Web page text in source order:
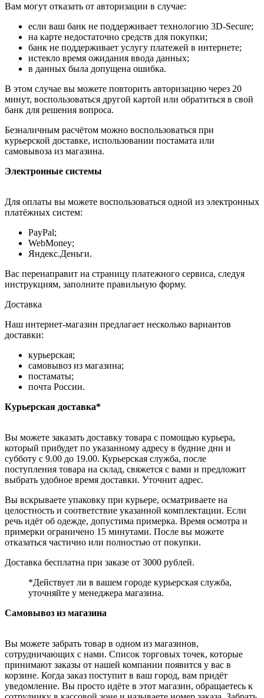
Вам могут отказать от авторизации в случае:
если ваш банк не поддерживает технологию 3D-Secure;
на карте недостаточно средств для покупки;
банк не поддерживает услугу платежей в интернете;
истекло время ожидания ввода данных;
в данных была допущена ошибка.
В этом случае вы можете повторить авторизацию через 20
минут, воспользоваться другой картой или обратиться в свой
банк для решения вопроса.
Безналичным расчётом можно воспользоваться при
курьерской доставке, использовании постамата или
самовывоза из магазина.
Электронные системы
Для оплаты вы можете воспользоваться одной из электронных
платёжных систем:
PayPal;
WebMoney;
Яндекс.Деньги.
Вас перенаправит на страницу платежного сервиса, следуя
инструкциям, заполните правильную форму.
Доставка
Наш интернет-магазин предлагает несколько вариантов
доставки:
курьерская;
самовывоз из магазина;
постаматы;
почта России.
Курьерская доставка*
Вы можете заказать доставку товара с помощью курьера,
который прибудет по указанному адресу в будние дни и
субботу с 9.00 до 19.00. Курьерская служба, после
поступления товара на склад, свяжется с вами и предложит
выбрать удобное время доставки. Уточнит адрес.
Вы вскрываете упаковку при курьере, осматриваете на
целостность и соответствие указанной комплектации. Если
речь идёт об одежде, допустима примерка. Время осмотра и
примерки ограничено 15 минутами. После вы можете
отказаться частично или полностью от покупки.
Доставка бесплатна при заказе от 3000 рублей.
*Действует ли в вашем городе курьерская служба,
уточняйте у менеджера магазина.
Самовывоз из магазина
Вы можете забрать товар в одном из магазинов,
сотрудничающих с нами. Список торговых точек, которые
принимают заказы от нашей компании появится у вас в
корзине. Когда заказ поступит в ваш город, вам придёт
уведомление. Вы просто идёте в этот магазин, обращаетесь к